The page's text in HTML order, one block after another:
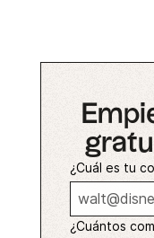
¿Cuál es tu
¿Cuántos